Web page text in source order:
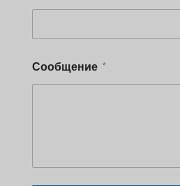
Сообщение *